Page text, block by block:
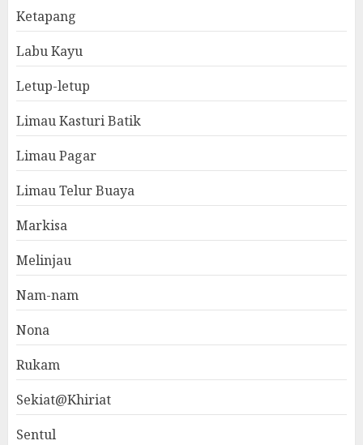
Ketapang
Labu Kayu
Letup-letup
Limau Kasturi Batik
Limau Pagar
Limau Telur Buaya
Markisa
Melinjau
Nam-nam
Nona
Rukam
Sekiat@Khiriat
Sentul